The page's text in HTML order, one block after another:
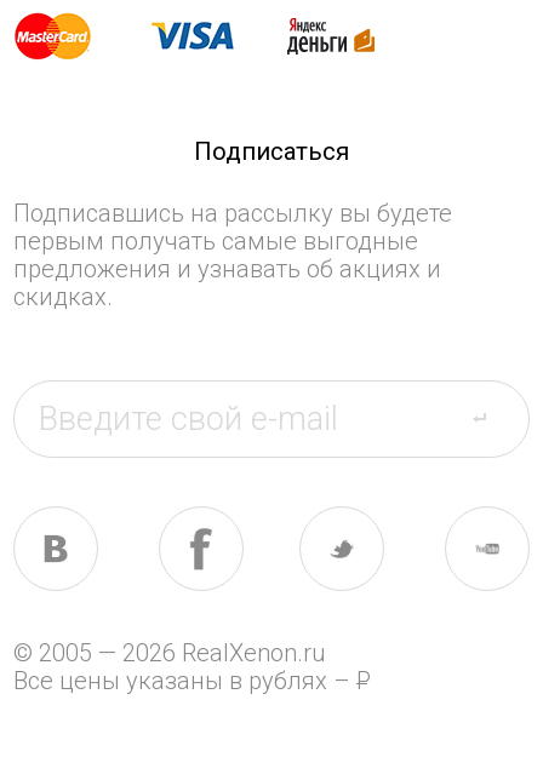
Подписаться
Подписавшись на рассылку вы будете
первым получать самые выгодные
предложения и узнавать об акциях и
скидках.
© 2005 — 2026 RealXenon.ru
Все цены указаны в рублях –P